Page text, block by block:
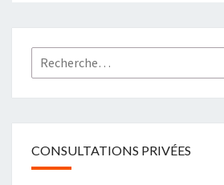
Rechercher :
CONSULTATIONS PRIVÉES